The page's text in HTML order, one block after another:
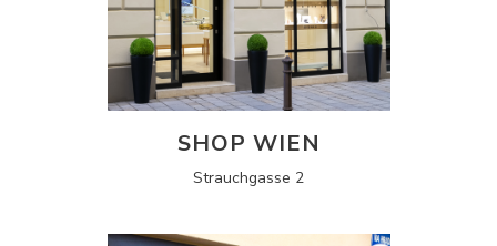
SHOP WIEN
Strauchgasse 2